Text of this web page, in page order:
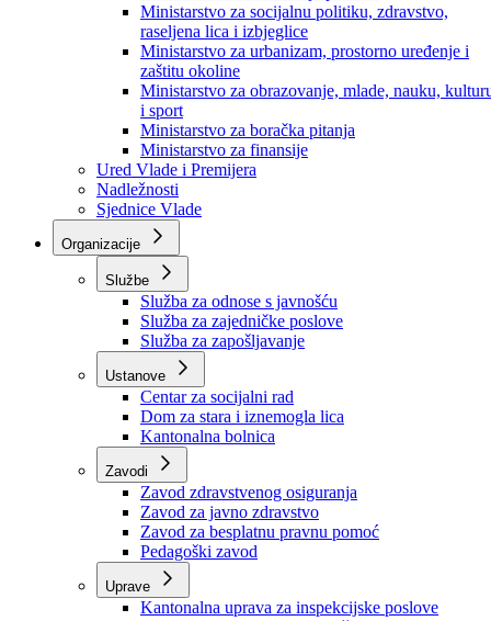
Ministarstvo za privredu
Ministarstvo za pravosuđe, upravu i radne odnose
Ministarstvo za unutrašnje poslove
Ministarstvo za socijalnu politiku, zdravstvo,
raseljena lica i izbjeglice
Ministarstvo za urbanizam, prostorno uređenje i
zaštitu okoline
Ministarstvo za obrazovanje, mlade, nauku,
i sport
Ministarstvo za boračka pitanja
Ministarstvo za finansije
Ured Vlade i Premijera
Nadležnosti
Sjednice Vlade
Organizacije
Službe
Služba za odnose s javnošću
Služba za zajedničke poslove
Služba za zapošljavanje
Ustanove
Centar za socijalni rad
Dom za stara i iznemogla lica
Kantonalna bolnica
Zavodi
Zavod zdravstvenog osiguranja
Zavod za javno zdravstvo
Zavod za besplatnu pravnu pomoć
Pedagoški zavod